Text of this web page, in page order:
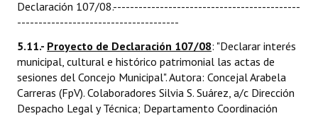
Declaración 107/08.--------------------------------------------
--------------------------------------
5.11.- Proyecto de Declaración 107/08: "Declarar interés
municipal, cultural e histórico patrimonial las actas de
sesiones del Concejo Municipal". Autora: Concejal Arabela
Carreras (FpV). Colaboradores Silvia S. Suárez, a/c Dirección
Despacho Legal y Técnica; Departamento Coordinación